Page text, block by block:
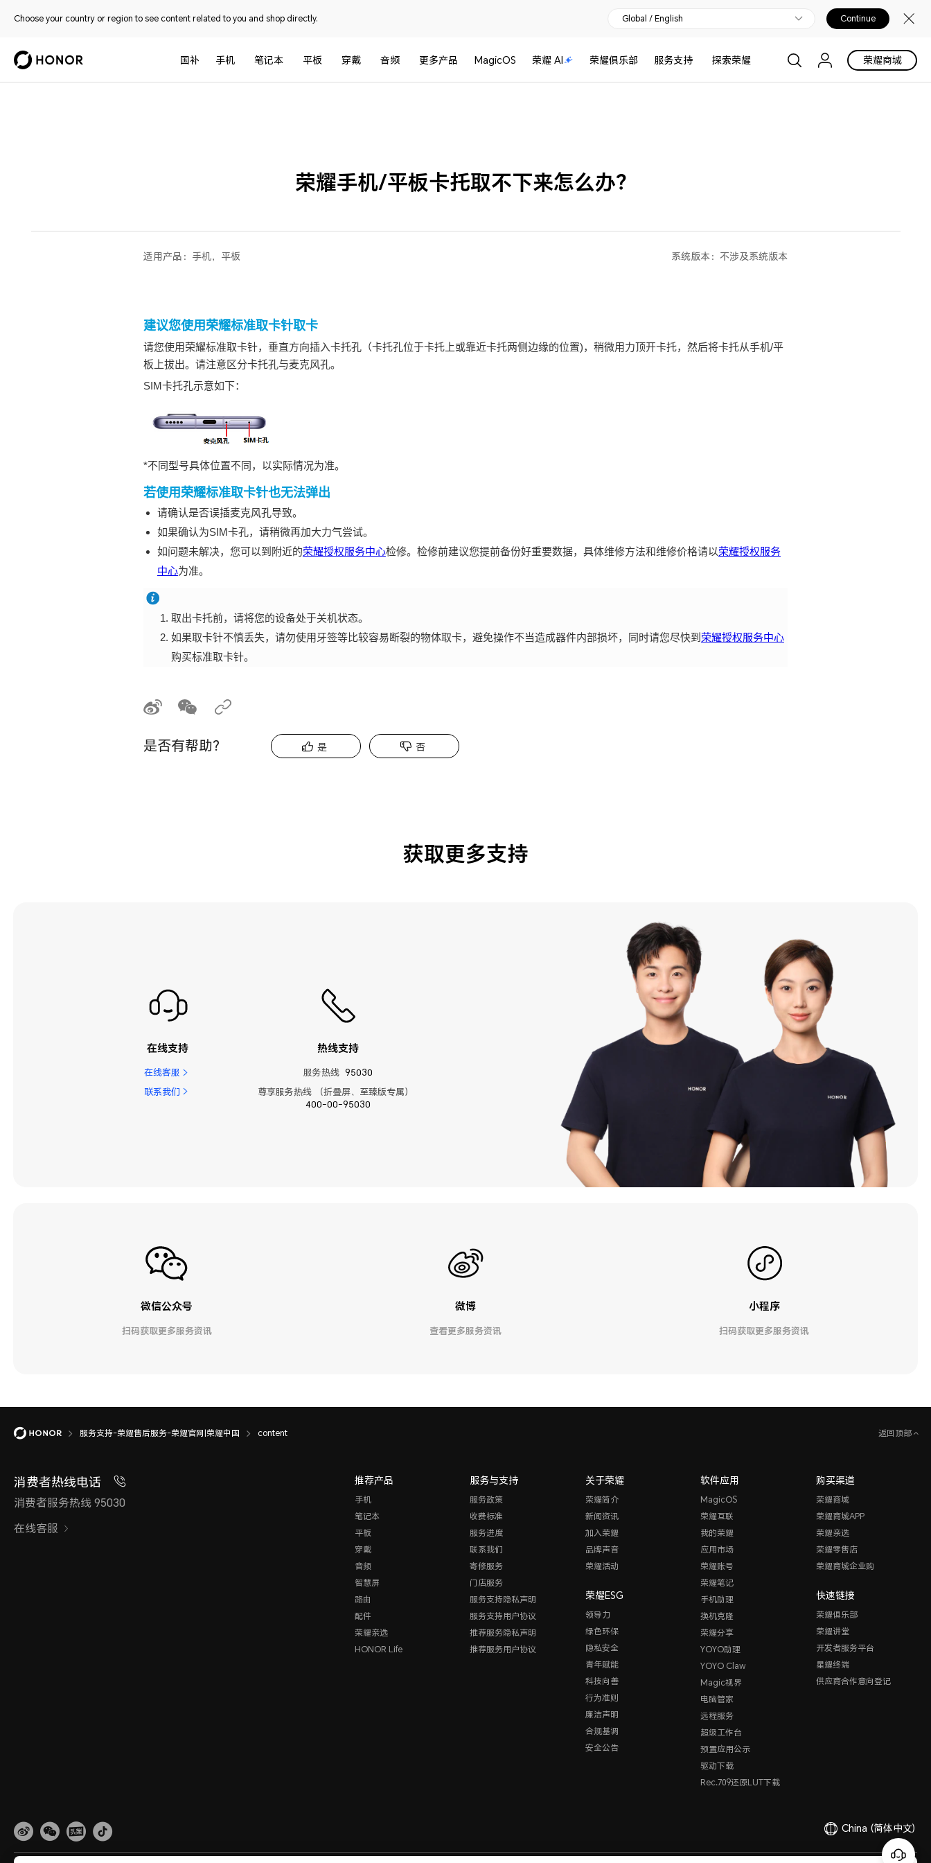
Choose your country or region to see content related to you and shop directly. Global / English Continue
国补 手机 笔记本 平板 穿戴 音频 更多产品 MagicOS 荣耀 AI 荣耀俱乐部 服务支持 探索荣耀 荣耀商城
荣耀手机/平板卡托取不下来怎么办？
适用产品： 手机，平板 系统版本： 不涉及系统版本
建议您使用荣耀标准取卡针取卡
请您使用荣耀标准取卡针，垂直方向插入卡托孔（卡托孔位于卡托上或靠近卡托两侧边缘的位置)，稍微用力顶开卡托，然后将卡托从手机/平
板上拔出。请注意区分卡托孔与麦克风孔。
SIM卡托孔示意如下：
*不同型号具体位置不同，以实际情况为准。
若使用荣耀标准取卡针也无法弹出
请确认是否误插麦克风孔导致。
如果确认为SIM卡孔，请稍微再加大力气尝试。
如问题未解决，您可以到附近的荣耀授权服务中心检修。检修前建议您提前备份好重要数据，具体维修方法和维修价格请以荣耀授权服务
中心为准。
取出卡托前，请将您的设备处于关机状态。
如果取卡针不慎丢失，请勿使用牙签等比较容易断裂的物体取卡，避免操作不当造成器件内部损坏，同时请您尽快到 荣耀授权服务中心
购买标准取卡针。
是否有帮助？ 是 否
获取更多支持
在线支持
在线客服
联系我们
热线支持
服务热线 95030
尊享服务热线 （折叠屏、至臻版专属）
400-00-95030
微信公众号
扫码获取更多服务资讯
微博
查看更多服务资讯
小程序
扫码获取更多服务资讯
服务支持-荣耀售后服务-荣耀官网|荣耀中国 content 返回顶部
消费者热线电话
消费者服务热线 95030
在线客服
推荐产品
手机
笔记本
平板
穿戴
音频
智慧屏
路由
配件
荣耀亲选
HONOR Life
服务与支持
服务政策
收费标准
服务进度
联系我们
寄修服务
门店服务
服务支持隐私声明
服务支持用户协议
推荐服务隐私声明
推荐服务用户协议
关于荣耀
荣耀简介
新闻资讯
加入荣耀
品牌声音
荣耀活动
荣耀ESG
领导力
绿色环保
隐私安全
青年赋能
科技向善
行为准则
廉洁声明
合规基调
安全公告
软件应用
MagicOS
荣耀互联
我的荣耀
应用市场
荣耀账号
荣耀笔记
手机助理
换机克隆
荣耀分享
YOYO助理
YOYO Claw
Magic视界
电脑管家
远程服务
超级工作台
预置应用公示
驱动下载
Rec.709还原LUT下载
购买渠道
荣耀商城
荣耀商城APP
荣耀亲选
荣耀零售店
荣耀商城企业购
快速链接
荣耀俱乐部
荣耀讲堂
开发者服务平台
星耀终端
供应商合作意向登记
China (简体中文)